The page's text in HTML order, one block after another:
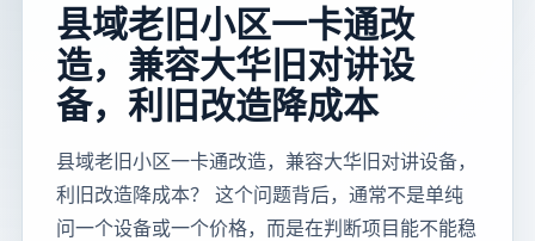
县域老旧小区一卡通改
造，兼容大华旧对讲设
备，利旧改造降成本
县域老旧小区一卡通改造，兼容大华旧对讲设备，
利旧改造降成本？ 这个问题背后，通常不是单纯
问一个设备或一个价格，而是在判断项目能不能稳